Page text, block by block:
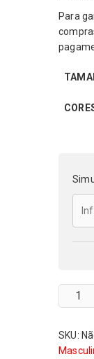
Para
Versão
4
SKU: